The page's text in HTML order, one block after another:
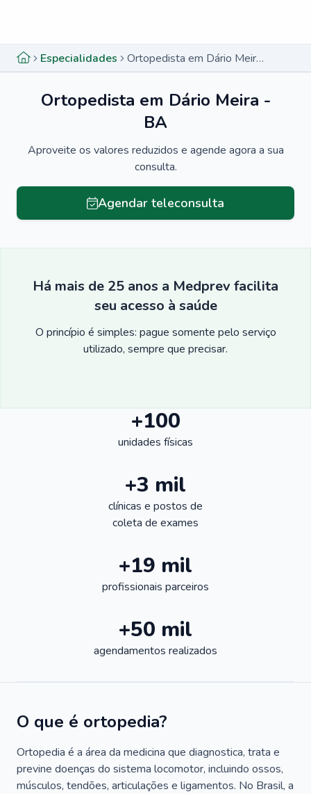
Especialidades Ortopedista em Dário Meira - BA
Ortopedista em Dário Meira -
BA
Aproveite os valores reduzidos e agende agora a sua
consulta.
Agendar teleconsulta
Há mais de 25 anos a Medprev facilita
seu acesso à saúde
O princípio é simples: pague somente pelo serviço
utilizado, sempre que precisar.
+100
unidades físicas
+3 mil
clínicas e postos de
coleta de exames
+19 mil
profissionais parceiros
+50 mil
agendamentos realizados
O que é ortopedia?
Ortopedia é a área da medicina que diagnostica, trata e
previne doenças do sistema locomotor, incluindo ossos,
músculos, tendões, articulações e ligamentos. No Brasil, a